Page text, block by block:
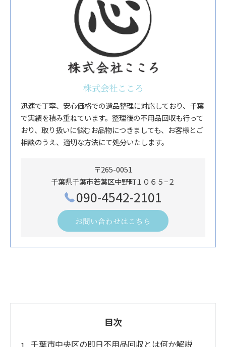
株式会社こころ
迅速で丁寧、安心価格での遺品整理に対応しており、千葉
で実績を積み重ねています。整理後の不用品回収も行って
おり、取り扱いに悩むお品物につきましても、お客様とご
相談のうえ、適切な方法にて処分いたします。
〒265-0051
千葉県千葉市若葉区中野町１０６５−２
090-4542-2101
お問い合わせはこちら
目次
千葉市中央区の即日不用品回収とは何か解説